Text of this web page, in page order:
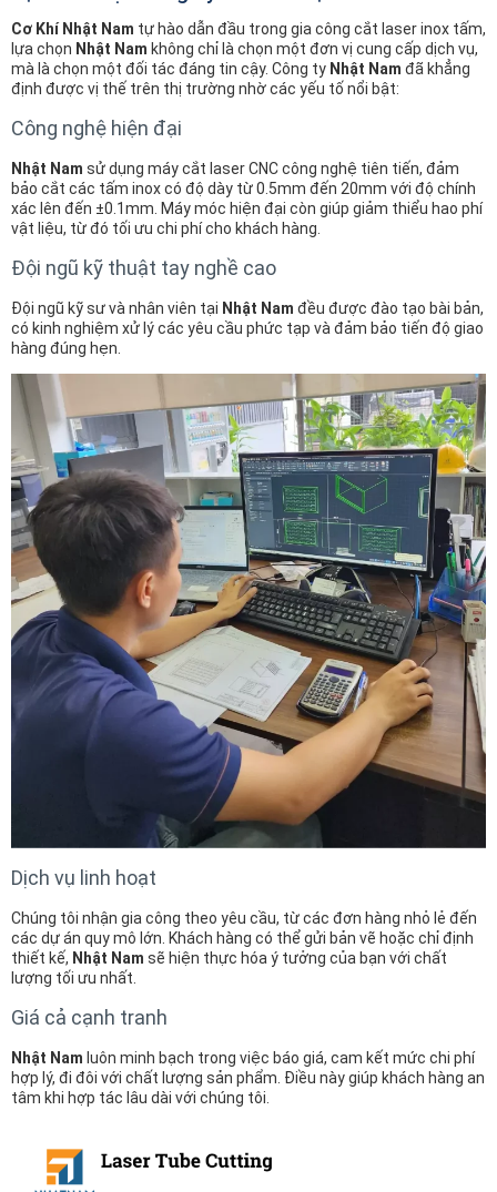
Cơ Khí Nhật Nam tự hào dẫn đầu trong gia công cắt laser inox tấm,
lựa chọn Nhật Nam không chỉ là chọn một đơn vị cung cấp dịch vụ,
mà là chọn một đối tác đáng tin cậy. Công ty Nhật Nam đã khẳng
định được vị thế trên thị trường nhờ các yếu tố nổi bật:
Công nghệ hiện đại
Nhật Nam sử dụng máy cắt laser CNC công nghệ tiên tiến, đảm
bảo cắt các tấm inox có độ dày từ 0.5mm đến 20mm với độ chính
xác lên đến ±0.1mm. Máy móc hiện đại còn giúp giảm thiểu hao phí
vật liệu, từ đó tối ưu chi phí cho khách hàng.
Đội ngũ kỹ thuật tay nghề cao
Đội ngũ kỹ sư và nhân viên tại Nhật Nam đều được đào tạo bài bản,
có kinh nghiệm xử lý các yêu cầu phức tạp và đảm bảo tiến độ giao
hàng đúng hẹn.
Dịch vụ linh hoạt
Chúng tôi nhận gia công theo yêu cầu, từ các đơn hàng nhỏ lẻ đến
các dự án quy mô lớn. Khách hàng có thể gửi bản vẽ hoặc chỉ định
thiết kế, Nhật Nam sẽ hiện thực hóa ý tưởng của bạn với chất
lượng tối ưu nhất.
Giá cả cạnh tranh
Nhật Nam luôn minh bạch trong việc báo giá, cam kết mức chi phí
hợp lý, đi đôi với chất lượng sản phẩm. Điều này giúp khách hàng an
tâm khi hợp tác lâu dài với chúng tôi.